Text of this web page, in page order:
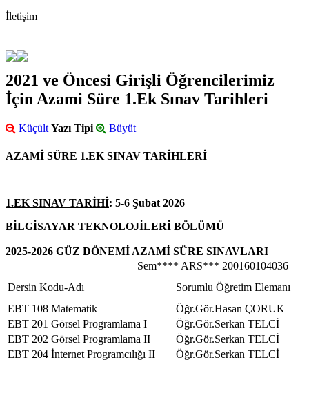
İletişim
2021 ve Öncesi Girişli Öğrencilerimiz
İçin Azami Süre 1.Ek Sınav Tarihleri
Küçült Yazı Tipi Büyüt
AZAMİ SÜRE 1.EK SINAV TARİHLERİ
1.EK SINAV TARİHİ: 5-6 Şubat 2026
BİLGİSAYAR TEKNOLOJİLERİ BÖLÜMÜ
2025-2026 GÜZ DÖNEMİ AZAMİ SÜRE SINAVLARI
Sem**** ARS*** 200160104036
Dersin Kodu-Adı
Sorumlu Öğretim Elemanı
EBT 108 Matematik
Öğr.Gör.Hasan ÇORUK
EBT 201 Görsel Programlama I
Öğr.Gör.Serkan TELCİ
EBT 202 Görsel Programlama II
Öğr.Gör.Serkan TELCİ
EBT 204 İnternet Programcılığı II
Öğr.Gör.Serkan TELCİ